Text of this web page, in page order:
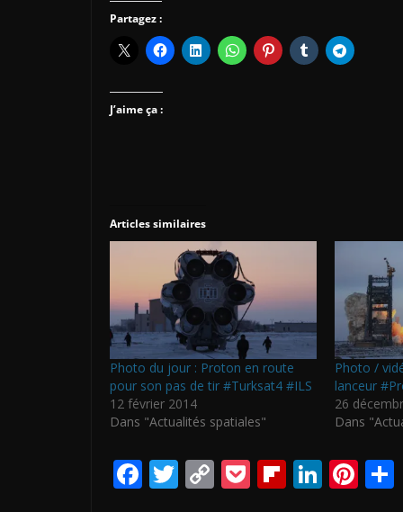
Partagez :
J’aime ça :
Articles similaires
Photo du jour : Proton en route
pour son pas de tir #Turksat4 #ILS
12 février 2014
Dans "Actualités spatiales"
Photo /
lanceur
26
Dans
F T C P Fli Li Pi